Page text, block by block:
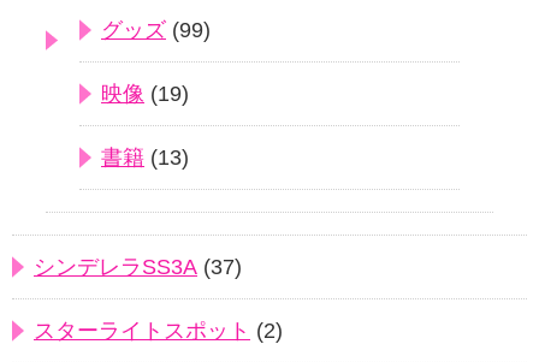
グッズ (99)
映像 (19)
書籍 (13)
シンデレラSS3A (37)
スターライトスポット (2)